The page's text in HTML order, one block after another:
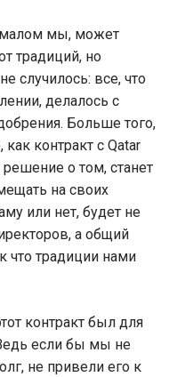
малом мы, может
традиций, но
случилось: все, что
делалось с
Больше того,
контракт с Qatar
решение о том, станет
на своих
или нет, будет не
а общий
что традиции нами
контракт был для
если бы мы не
не привели его к